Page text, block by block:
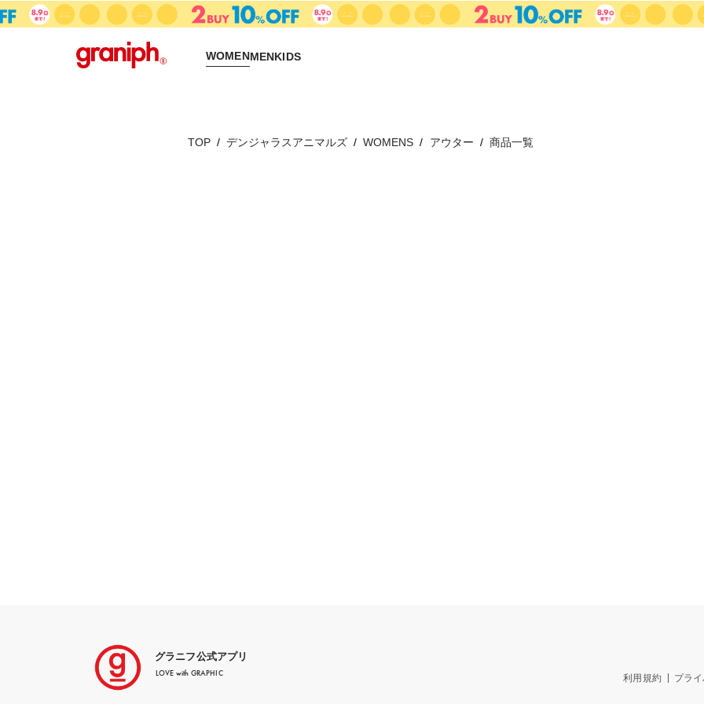
WOMENMENKIDS
TOP デンジャラスアニマルズ WOMENS アウター 商品一覧
グラニフ公式アプリ
LOVE with GRAPHIC 利用規約 プラ